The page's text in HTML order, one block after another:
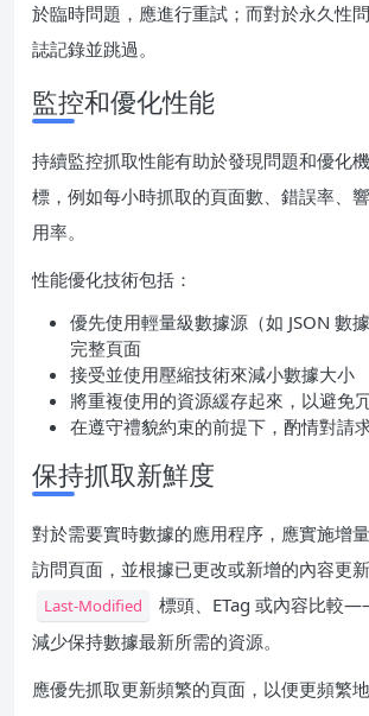
於臨時問題，應進行重試；而對於永久性
誌記錄並跳過。
監控和優化性能
持續監控抓取性能有助於發現問題和優化
標，例如每小時抓取的頁面數、錯誤率、
用率。
性能優化技術包括：
優先使用輕量級數據源（如 JSON 數
完整頁面
接受並使用壓縮技術來減小數據大小
將重複使用的資源緩存起來，以避免
在遵守禮貌約束的前提下，酌情對請
保持抓取新鮮度
對於需要實時數據的應用程序，應實施增
訪問頁面，並根據已更改或新增的內容更
Last-Modified
標頭、ETag 或內容比較
減少保持數據最新所需的資源。
應優先抓取更新頻繁的頁面，以便更頻繁